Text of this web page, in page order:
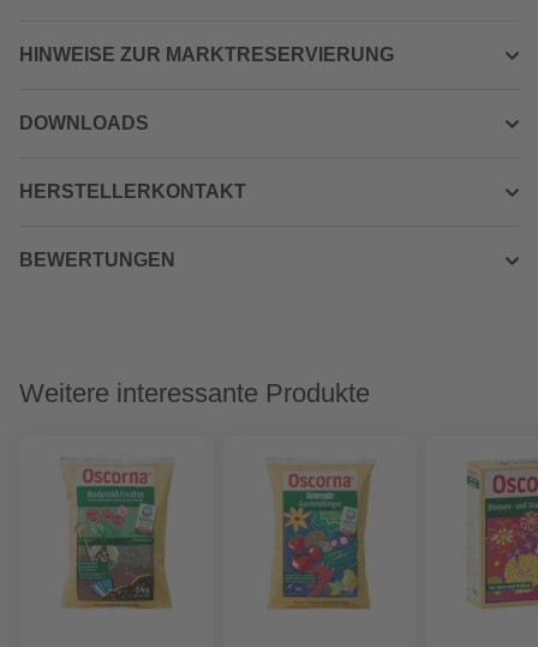
HINWEISE ZUR MARKTRESERVIERUNG
DOWNLOADS
HERSTELLERKONTAKT
BEWERTUNGEN
Weitere interessante Produkte